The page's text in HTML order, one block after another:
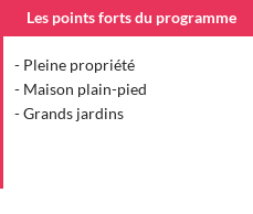
Les points forts du programme
- Pleine propriété
- Maison plain-pied
- Grands jardins